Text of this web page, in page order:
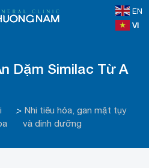
EN
VI
Dặm Similac Từ A
> Nhi tiêu hóa, gan mật tụy
và dinh dưỡng